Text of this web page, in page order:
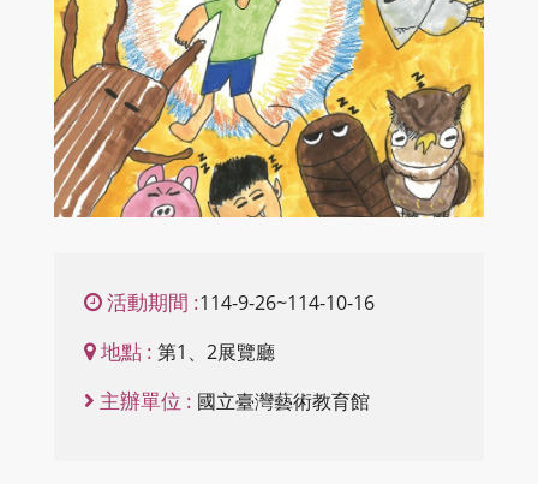
活動期間 :114-9-26~114-10-16
地點 : 第1、2展覽廳
主辦單位 : 國立臺灣藝術教育館